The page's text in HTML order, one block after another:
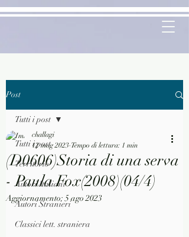
Post
Tutti i post
Territorio
Autori Italiani
Autori Stranieri
Classici lett. straniera
Tutti i post
(D0606)Storia di una serva
- Paula Fox(2008)(04/4)
challagi
12 mag 2023 Tempo di lettura: 1 min
Aggiornamento:5 ago 2023